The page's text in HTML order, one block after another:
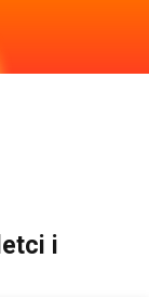
i